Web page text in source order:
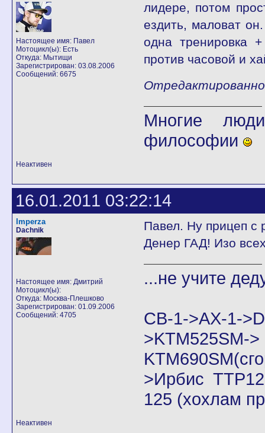
Настоящее имя: Павел
Мотоцикл(ы): Есть
Откуда: Мытищи
Зарегистрирован: 03.08.2006
Сообщений: 6675
лидере, потом
ездить, маловат
одна тренировка
против часовой и
Многие
философии
Неактивен
16.01.2011 03:22:14
Imperza
Dachnik
Настоящее имя: Дмитрий
Мотоцикл(ы):
Откуда: Москва-Плешково
Зарегистрирован: 01.09.2006
Сообщений: 4705
Павел. Ну прицеп с
Денер ГАД! Изо
...не учите
CB-1->AX-
>KTM525SM->
>Ирбис
125 (хохлам
Неактивен